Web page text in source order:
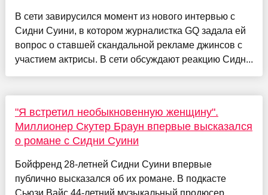
В сети завирусился момент из нового интервью с
Сидни Суини, в котором журналистка GQ задала ей
вопрос о ставшей скандальной рекламе джинсов с
участием актрисы. В сети обсуждают реакцию Сидн...
"Я встретил необыкновенную женщину".
Миллионер Скутер Браун впервые высказался
о романе с Сидни Суини
Бойфренд 28-летней Сидни Суини впервые
публично высказался об их романе. В подкасте